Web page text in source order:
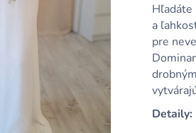
Hľadáte
a
pre
Detaily:
ŠATY S KRÁTKE
ŠATY S